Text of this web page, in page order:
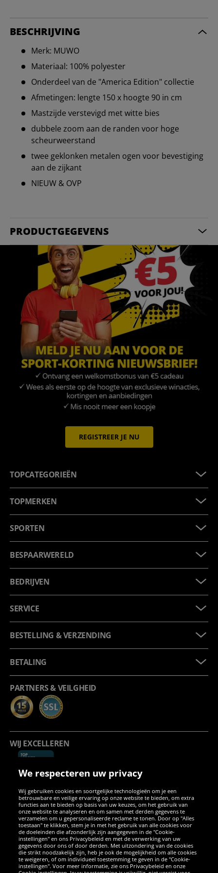
BESCHRIJVING
Merk: MUWO
Materiaal: 100% polyester
Onderdeel van de "America Edition" collectie
Afmetingen: lengte 150 x hoogte 90 in cm
Mastzijde verstevigd met witte bies
dubbele zoom aan de randen voor hoge
scheurweerstand
twee geklonken metalen ogen voor bevestiging
aan de zijkant
NIEUW & OVP
PRODUCTGEGEVENS
REGISTREER JE NU
TOPCATEGORIEËN
TOPMERKEN
SPORTEN
BESPAARWERELD
BEDRIJVEN
SERVICE
BESTELLING & VERZENDING
BETALING
PARTNERS & VEILGHEID
WIJ EXCELLEREN
SOCIALE MEDIA
FacebookInstagram
WhatsApp
TikTokTwitterYouTube
We respecteren uw privacy
Wij gebruiken cookies en soortgelijke technologieën om je een
betrouwbare en veilige ervaring op onze website te bieden, om extra
functies aan te bieden op basis van uw keuzes, om het gebruik van
onze website te analyseren en om samen met derden gegevens te
verzamelen om u gepersonaliseerde reclame te tonen. Door op "Alles
toestaan" te klikken, stem je in met het gebruik van alle cookies voor
de doeleinden die afzonderlijk zijn aangegeven in de "Cookie-
instellingen" en ons Privacybeleid en met de verwerking van uw
gegevens door ons of door derden. Met uitzondering van de cookies
die strikt noodzakelijk zijn, heb je ook de mogelijkheid om alle cookies
te weigeren, of om individueel toestemming te geven in de "Cookie-
instellingen". Voor meer informatie, zie ons Privacybeleid en onze